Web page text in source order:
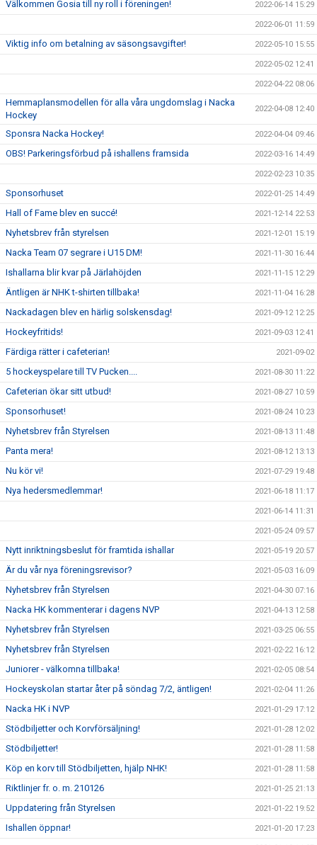
Välkommen Gosia till ny roll i föreningen! 2022-06-14 15:29
2022-06-01 11:59
Viktig info om betalning av säsongsavgifter! 2022-05-10 15:55
2022-05-02 12:41
2022-04-22 08:06
Hemmaplansmodellen för alla våra ungdomslag i Nacka
Hockey
2022-04-08 12:40
Sponsra Nacka Hockey! 2022-04-04 09:46
OBS! Parkeringsförbud på ishallens framsida 2022-03-16 14:49
2022-02-23 10:35
Sponsorhuset 2022-01-25 14:49
Hall of Fame blev en succé! 2021-12-14 22:53
Nyhetsbrev från styrelsen 2021-12-01 15:19
Nacka Team 07 segrare i U15 DM! 2021-11-30 16:44
Ishallarna blir kvar på Järlahöjden 2021-11-15 12:29
Äntligen är NHK t-shirten tillbaka! 2021-11-04 16:28
Nackadagen blev en härlig solskensdag! 2021-09-12 12:25
Hockeyfritids! 2021-09-03 12:41
Färdiga rätter i cafeterian! 2021-09-02
5 hockeyspelare till TV Pucken.... 2021-08-30 11:22
Cafeterian ökar sitt utbud! 2021-08-27 10:59
Sponsorhuset! 2021-08-24 10:23
Nyhetsbrev från Styrelsen 2021-08-13 11:48
Panta mera! 2021-08-12 13:13
Nu kör vi! 2021-07-29 19:48
Nya hedersmedlemmar! 2021-06-18 11:17
2021-06-14 11:31
2021-05-24 09:57
Nytt inriktningsbeslut för framtida ishallar 2021-05-19 20:57
Är du vår nya föreningsrevisor? 2021-05-03 16:09
Nyhetsbrev från Styrelsen 2021-04-30 07:16
Nacka HK kommenterar i dagens NVP 2021-04-13 12:58
Nyhetsbrev från Styrelsen 2021-03-25 06:55
Nyhetsbrev från Styrelsen 2021-02-22 16:12
Juniorer - välkomna tillbaka! 2021-02-05 08:54
Hockeyskolan startar åter på söndag 7/2, äntligen! 2021-02-04 11:26
Nacka HK i NVP 2021-01-29 17:12
Stödbiljetter och Korvförsäljning! 2021-01-28 12:02
Stödbiljetter! 2021-01-28 11:58
Köp en korv till Stödbiljetten, hjälp NHK! 2021-01-28 11:58
Riktlinjer fr. o. m. 210126 2021-01-25 21:13
Uppdatering från Styrelsen 2021-01-22 19:52
Ishallen öppnar! 2021-01-20 17:23